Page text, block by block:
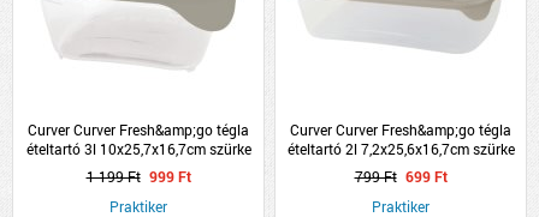
Curver Curver Fresh&amp;go tégla
ételtartó 3l 10x25,7x16,7cm szürke
tető műanyag
1 199 Ft 999 Ft
Praktiker
Curver Curver Fresh&amp;go tégla
ételtartó 2l 7,2x25,6x16,7cm szürke
tető műanyag
799 Ft 699 Ft
Praktiker